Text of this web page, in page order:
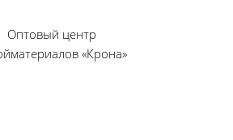
Оптовый центр
«Крона»